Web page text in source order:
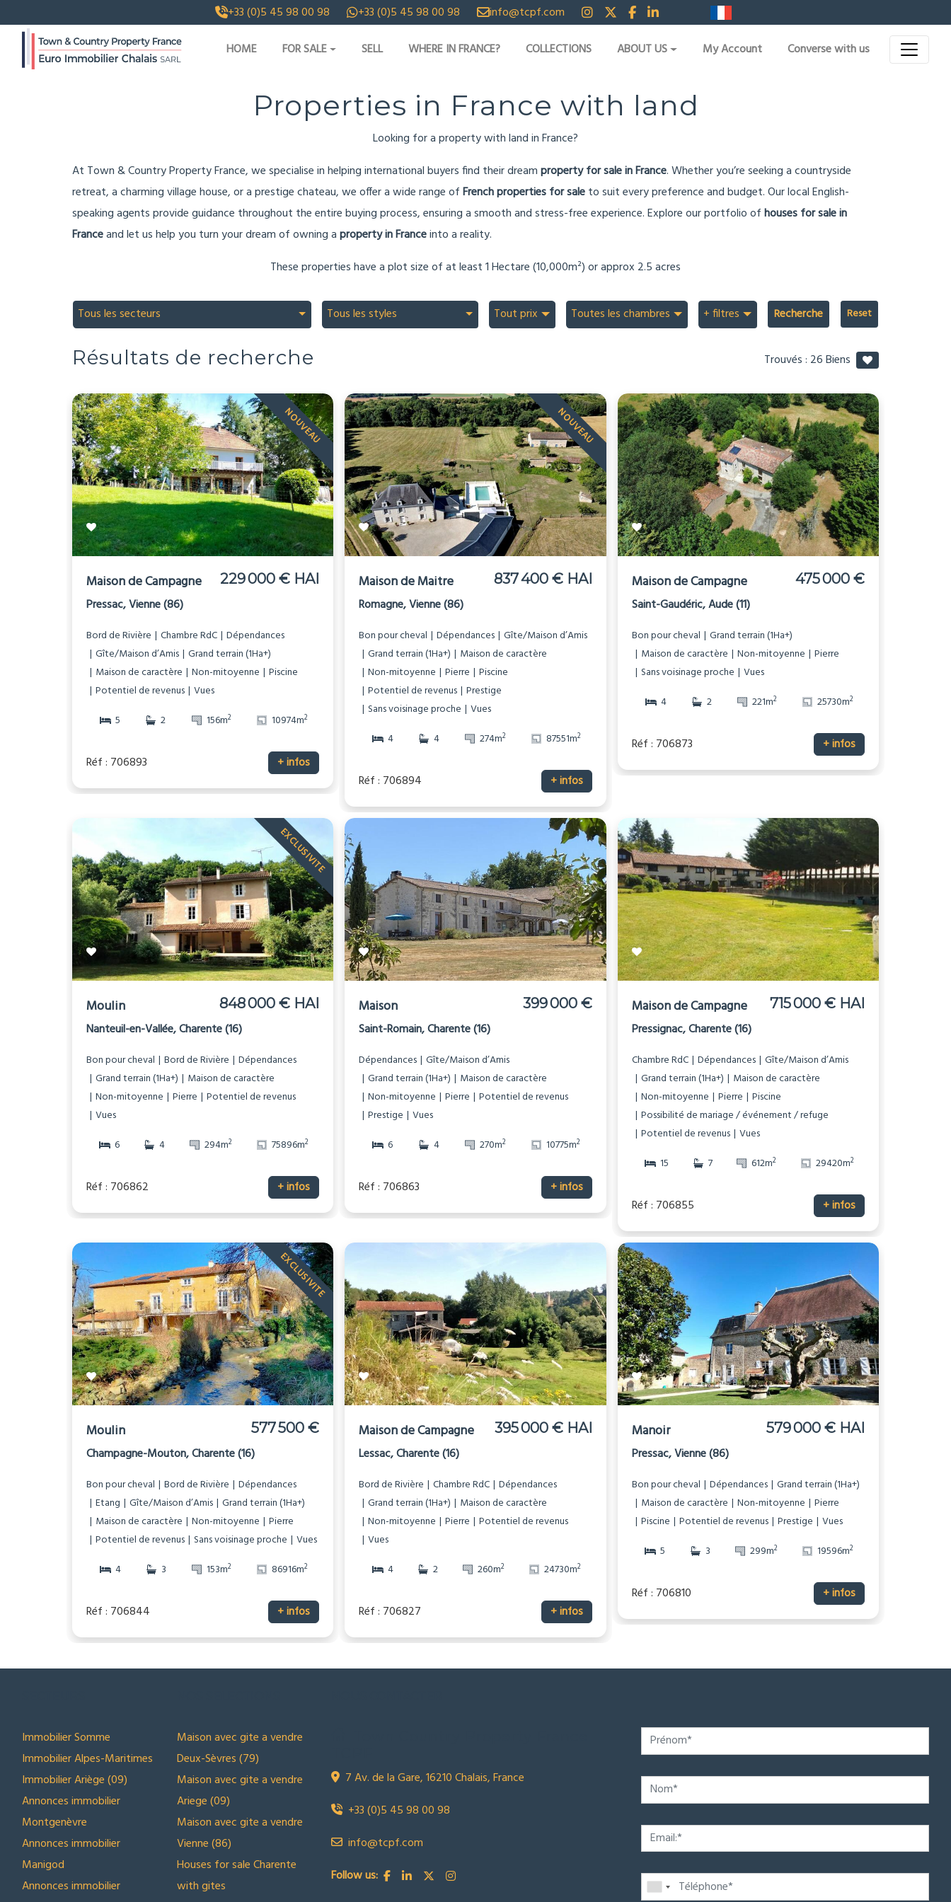
+33 (0)5 45 98 00 98 +33 (0)5 45 98 00 98 info@tcpf.com
HOME FOR SALE SELL WHERE IN FRANCE? COLLECTIONS ABOUT US My Account Converse with us
Properties in France with land
Looking for a property with land in France?
At Town & Country Property France, we specialise in helping international buyers find their dreamproperty for sale in France. Whether you’re seeking a countryside
retreat, a charming village house, or a prestige chateau, we offer a wide range ofFrench properties for saleto suit every preference and budget. Our local English-
speaking agents provide guidance throughout the entire buying process, ensuring a smooth and stress-free experience. Explore our portfolio ofhouses for sale in
Franceand let us help you turn your dream of owning aproperty in Franceinto a reality.
These properties have a plot size of at least 1 Hectare (10,000m²) or approx 2.5 acres
Tous les secteurs Tous les styles Tout prix Toutes les chambres + filtres Recherche
Résultats de recherche Trouvés : 26Biens
NOUVEAU
Maison de Campagne 229 000 € HAI
Pressac, Vienne (86)
Bord de Rivière Chambre RdC Dépendances
Gîte/Maison d’Amis Grand terrain (1Ha+)
Maison de caractère
Non-mitoyenne
Piscine
Potentiel de revenus Vues
5
2 156m2 10974m2
Réf : 706893 + infos
NOUVEAU
Maison de Maitre 837 400 € HAI
Romagne, Vienne (86)
Bon pour cheval Dépendances Gîte/Maison d’Amis
Grand terrain (1Ha+)
Maison de caractère
Non-mitoyenne
Pierre
Piscine
Potentiel de revenus Prestige
Sans voisinage proche
Vues
4
4 274m2 87551m2
Réf : 706894 + infos
Maison de Campagne 475 000 €
Saint-Gaudéric, Aude (11)
Bon pour cheval
Grand terrain (1Ha+)
Maison de caractère
Non-mitoyenne
Pierre
Sans voisinage proche
Vues
4
2 221m2 25730m2
Réf : 706873 + infos
EXCLUSIVITE
Moulin 848 000 € HAI
Nanteuil-en-Vallée, Charente (16)
Bon pour cheval Bord de Rivière
Dépendances
Grand terrain (1Ha+)
Maison de caractère
Non-mitoyenne
Pierre
Potentiel de revenus
Vues
6
4 294m2 75896m2
Réf : 706862 + infos
Maison 399 000 €
Saint-Romain, Charente (16)
Dépendances Gîte/Maison d’Amis
Grand terrain (1Ha+)
Maison de caractère
Non-mitoyenne
Pierre
Potentiel de revenus
Prestige
Vues
6
4 270m2 10775m2
Réf : 706863 + infos
Maison de Campagne 715 000 € HAI
Pressignac, Charente (16)
Chambre RdC Dépendances Gîte/Maison d’Amis
Grand terrain (1Ha+)
Maison de caractère
Non-mitoyenne
Pierre
Piscine
Possibilité de mariage / événement / refuge
Potentiel de revenus Vues
15
7 612m2 29420m2
Réf : 706855 + infos
EXCLUSIVITE
Moulin 577 500 €
Champagne-Mouton, Charente (16)
Bon pour cheval Bord de Rivière
Dépendances
Etang
Gîte/Maison d’Amis Grand terrain (1Ha+)
Maison de caractère
Non-mitoyenne
Pierre
Potentiel de revenus
Sans voisinage proche
Vues
4
3 153m2 86916m2
Réf : 706844 + infos
Maison de Campagne 395 000 € HAI
Lessac, Charente (16)
Bord de Rivière Chambre RdC Dépendances
Grand terrain (1Ha+)
Maison de caractère
Non-mitoyenne
Pierre
Potentiel de revenus
Vues
4
2 260m2 24730m2
Réf : 706827 + infos
Manoir 579 000 € HAI
Pressac, Vienne (86)
Bon pour cheval Dépendances Grand terrain (1Ha+)
Maison de caractère
Non-mitoyenne
Pierre
Piscine
Potentiel de revenus Prestige
Vues
5
3 299m2 19596m2
Réf : 706810 + infos
Immobilier Somme
Immobilier Alpes-Maritimes
Immobilier Ariège (09)
Annonces immobilier
Montgenèvre
Annonces immobilier
Manigod
Annonces immobilier
Maison avec gite a vendre
Deux-Sèvres (79)
Maison avec gite a vendre
Ariege (09)
Maison avec gite a vendre
Vienne (86)
Houses for sale Charente
with gites
7 Av. de la Gare, 16210 Chalais, France
+33 (0)5 45 98 00 98
info@tcpf.com
Follow us: